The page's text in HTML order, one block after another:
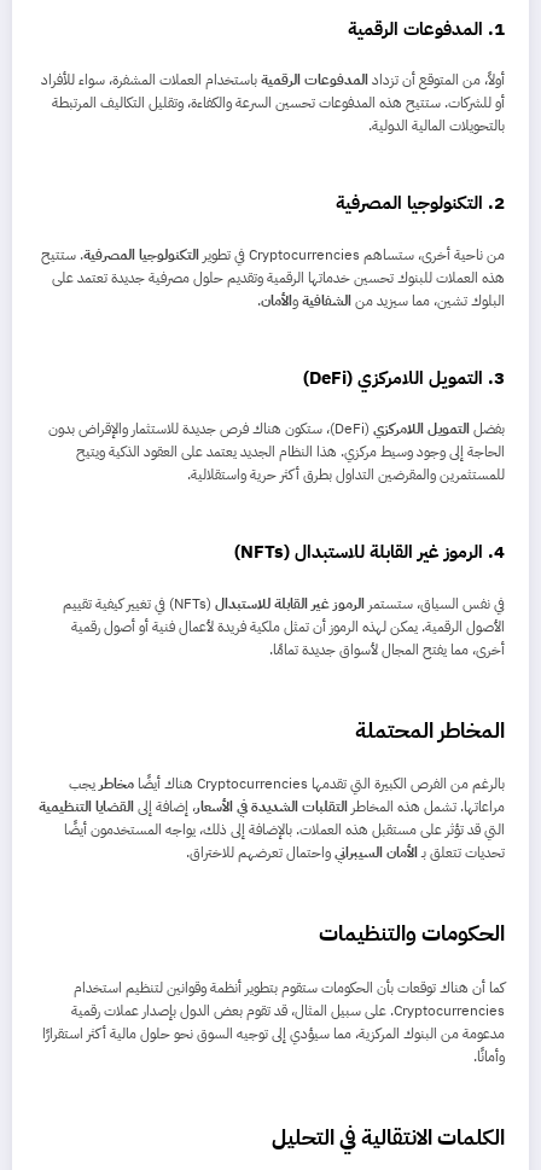
1. المدفوعات الرقمية
أولاً، من المتوقع أن تزدادالمدفوعات الرقميةباستخدام العملات المشفرة، سواء للأفراد
أو للشركات. ستتيح هذه المدفوعات تحسين السرعة والكفاءة، وتقليل التكاليف المرتبطة
بالتحويلات المالية الدولية.
2. التكنولوجيا المصرفية
من ناحية أخرى، ستساهم Cryptocurrencies في تطوير التكنولوجيا المصرفية. ستتيح
هذه العملات للبنوك تحسين خدماتها الرقمية وتقديم حلول مصرفية جديدة تعتمد على
البلوك تشين، مما سيزيد منالشفافيةوالأمان.
3. التمويل اللامركزي (DeFi)
بفضلالتمويل اللامركزي
(DeFi)، ستكون هناك فرص جديدة للاستثمار والإقراض بدون
الحاجة إلى وجود وسيط مركزي. هذا النظام الجديد يعتمد على العقود الذكية ويتيح
للمستثمرين والمقرضين التداول بطرق أكثر حرية واستقلالية.
4. الرموز غير القابلة للاستبدال (NFTs)
في نفس السياق، ستستمر الرموز غير القابلة للاستبدال
(NFTs) في تغيير كيفية تقييم
الأصول الرقمية. يمكن لهذه الرموز أن تمثل ملكية فريدة لأعمال فنية أو أصول رقمية
أخرى، مما يفتح المجال لأسواق جديدة تمامًا.
المخاطر المحتملة
بالرغم من الفرص الكبيرة التي تقدمها Cryptocurrencies هناك أيضًا مخاطر يجب
مراعاتها. تشمل هذه المخاطر التقلبات الشديدة في الأسعار، إضافة إلىالقضايا التنظيمية
التي قد تؤثر على مستقبل هذه العملات. بالإضافة إلى ذلك، يواجه المستخدمون أيضًا
تحديات تتعلق بـالأمان السيبرانيواحتمال تعرضهم للاختراق.
الحكومات والتنظيمات
كما أن هناك توقعات بأن الحكومات ستقوم بتطوير أنظمة وقوانين لتنظيم استخدام
Cryptocurrencies. على سبيل المثال، قد تقوم بعض الدول بإصدار عملات رقمية
مدعومة من البنوك المركزية، مما سيؤدي إلى توجيه السوق نحو حلول مالية أكثر استقرارًا
وأمانًا.
الكلمات الانتقالية في التحليل